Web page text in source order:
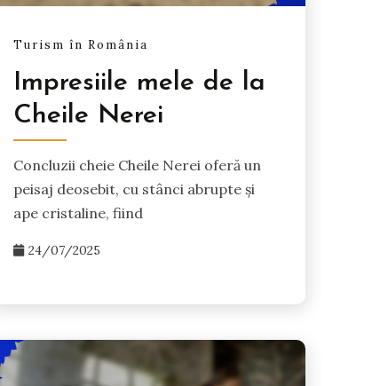
Turism în România
Impresiile mele de la
Cheile Nerei
Concluzii cheie Cheile Nerei oferă un
peisaj deosebit, cu stânci abrupte și
ape cristaline, fiind
24/07/2025